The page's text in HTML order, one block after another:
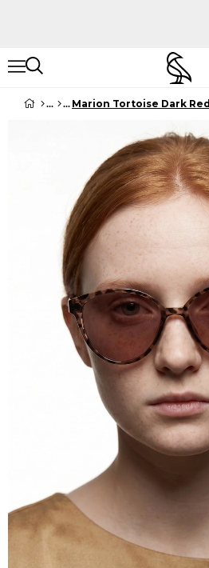
Marion Tortoise Dark